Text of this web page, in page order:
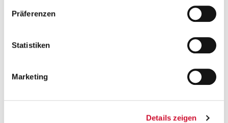
Ihre Einwilligung selbstverständlich jederzeit widerrufen,
indem Sie die Cookie-Einstellungen aufrufen und diese
unserer
Präferenzen
Statistiken
Marketing
Details zeigen
Stelleninfos
Physiotherapeut*in